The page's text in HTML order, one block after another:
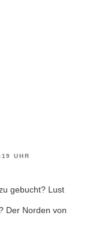
UHR
gebucht? Lust
Der Norden von